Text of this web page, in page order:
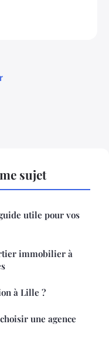
sujet
utile pour vos
immobilier à
à Lille ?
une agence